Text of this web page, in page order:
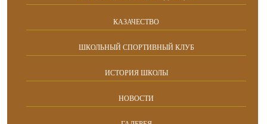
КАЗАЧЕСТВО
ШКОЛЬНЫЙ СПОРТИВНЫЙ КЛУБ
ИСТОРИЯ ШКОЛЫ
НОВОСТИ